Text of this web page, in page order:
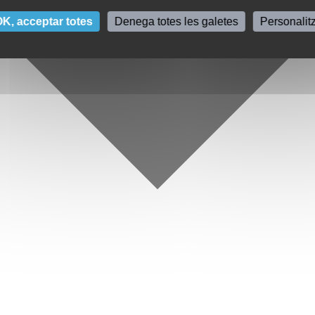
acceptar totes Denega totes les galetes